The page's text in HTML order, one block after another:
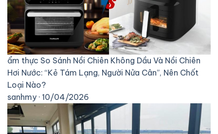
ẩm thực So Sánh Nồi Chiên Không Dầu Và Nồi Chiên
Hơi Nước: “Kẻ Tám Lạng, Người Nửa Cân”, Nên Chốt
Loại Nào?
sanhmy · 10/04/2026